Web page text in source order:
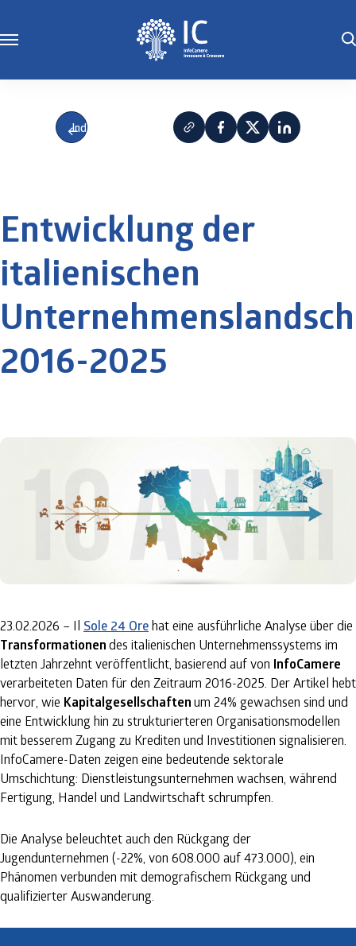
Indietro
Entwicklung der
italienischen
2016-2025
23.02.2026 – Il Sole 24 Orehat eine ausführliche Analyse über die
Transformationendes italienischen Unternehmenssystems im
letzten Jahrzehnt veröffentlicht, basierend auf von InfoCamere
verarbeiteten Daten für den Zeitraum 2016-2025. Der Artikel hebt
hervor, wie Kapitalgesellschaftenum 24% gewachsen sind und
eine Entwicklung hin zu strukturierteren Organisationsmodellen
mit besserem Zugang zu Krediten und Investitionen signalisieren.
InfoCamere-Daten zeigen eine bedeutende sektorale
Umschichtung: Dienstleistungsunternehmen wachsen, während
Fertigung, Handel und Landwirtschaft schrumpfen.
Die Analyse beleuchtet auch den Rückgang der
Jugendunternehmen (-22%, von 608.000 auf 473.000), ein
Phänomen verbunden mit demografischem Rückgang und
qualifizierter Auswanderung.